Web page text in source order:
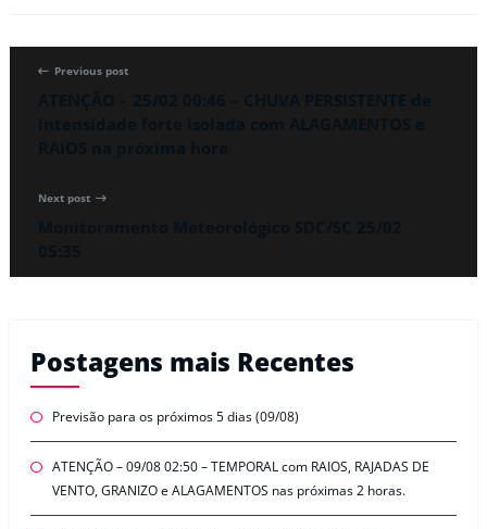
Previous post
Next post
Postagens mais Recentes
Previsão para os próximos 5 dias (09/08)
ATENÇÃO – 09/08 02:50 – TEMPORAL com RAIOS, RAJADAS DE
VENTO, GRANIZO e ALAGAMENTOS nas próximas 2 horas.